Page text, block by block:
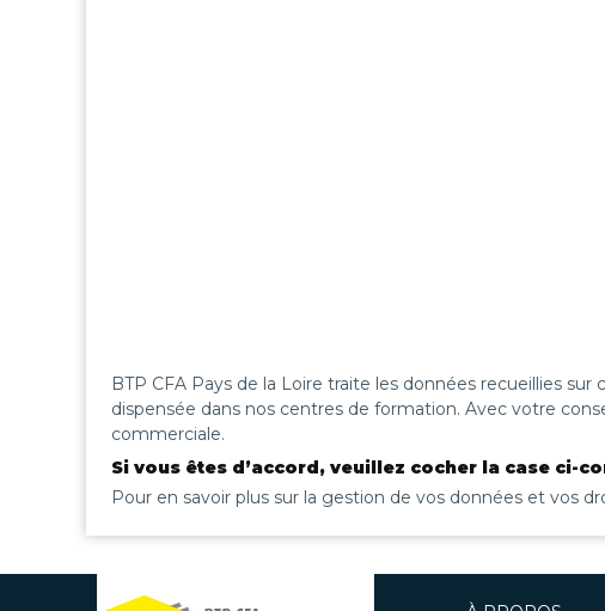
BTP CFA Pays de la Loire traite les données recueillies
dispensée dans nos centres de formation. Avec votre
commerciale.
Si vous êtes d’accord, veuillez cocher la case ci-
Pour en savoir plus sur la gestion de vos données et vos